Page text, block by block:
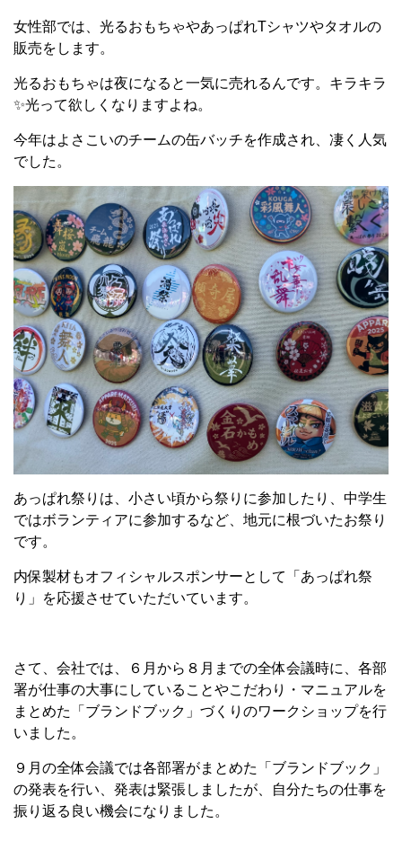
女性部では、光るおもちゃやあっぱれTシャツやタオルの
販売をします。
光るおもちゃは夜になると一気に売れるんです。キラキラ
✨光って欲しくなりますよね。
今年はよさこいのチームの缶バッチを作成され、凄く人気
でした。
あっぱれ祭りは、小さい頃から祭りに参加したり、中学生
ではボランティアに参加するなど、地元に根づいたお祭り
です。
内保製材もオフィシャルスポンサーとして「あっぱれ祭
り」を応援させていただいています。
さて、会社では、６月から８月までの全体会議時に、各部
署が仕事の大事にしていることやこだわり・マニュアルを
まとめた「ブランドブック」づくりのワークショップを行
いました。
９月の全体会議では各部署がまとめた「ブランドブック」
の発表を行い、発表は緊張しましたが、自分たちの仕事を
振り返る良い機会になりました。